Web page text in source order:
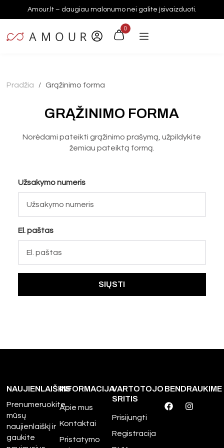
Amour.lt – daugiau malonumo nei galite įsivaizduoti.
0
Pradžia / Grąžinimo forma
GRĄŽINIMO FORMA
Norėdami pateikti grąžinimo prašymą, užpildykite
žemiau pateiktą formą.
Užsakymo numeris
El. paštas
NAUJIENLAIŠKIS
Prenumeruokite
mūsų
naujienlaiškį ir
gaukite
INFORMACIJA
Apie mus
Kontaktai
Pristatymo
VARTOTOJO
SRITIS
Prisijungti
Registracija
BENDRAUKIME